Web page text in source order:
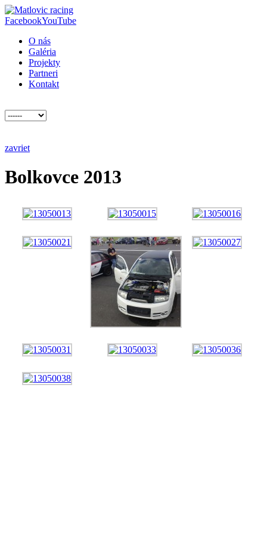
FacebookYouTube
O nás
Galéria
Projekty
Partneri
Kontakt
zavriet
Bolkovce 2013